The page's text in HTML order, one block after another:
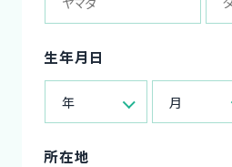
生年月日
年 月
所在地